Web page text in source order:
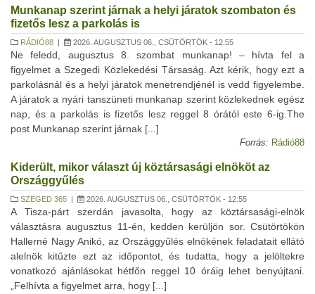
Munkanap szerint járnak a helyi járatok szombaton és
fizetős lesz a parkolás is
RÁDIÓ88 | 2026. AUGUSZTUS 06., CSÜTÖRTÖK - 12:55
Ne feledd, augusztus 8. szombat munkanap! – hívta fel a
figyelmet a Szegedi Közlekedési Társaság. Azt kérik, hogy ezt a
parkolásnál és a helyi járatok menetrendjénél is vedd figyelembe.
A járatok a nyári tanszüneti munkanap szerint közlekednek egész
nap, és a parkolás is fizetős lesz reggel 8 órától este 6-ig.The
post Munkanap szerint járnak [...]
Forrás: Rádió88
Kiderült, mikor választ új köztársasági elnököt az
Országgyűlés
SZEGED 365 | 2026. AUGUSZTUS 06., CSÜTÖRTÖK - 12:55
A Tisza-párt szerdán javasolta, hogy az köztársasági-elnök
választásra augusztus 11-én, kedden kerüljön sor. Csütörtökön
Hallerné Nagy Anikó, az Országgyűlés elnökének feladatait ellátó
alelnök kitűzte ezt az időpontot, és tudatta, hogy a jelöltekre
vonatkozó ajánlásokat hétfőn reggel 10 óráig lehet benyújtani.
„Felhívta a figyelmet arra, hogy [...]